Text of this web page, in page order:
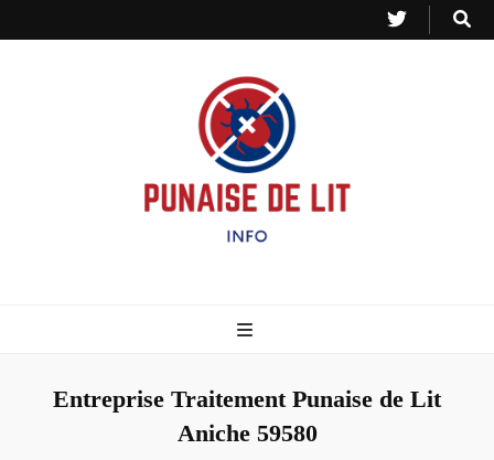
– Info
Entreprise Traitement Punaise de Lit
Aniche 59580